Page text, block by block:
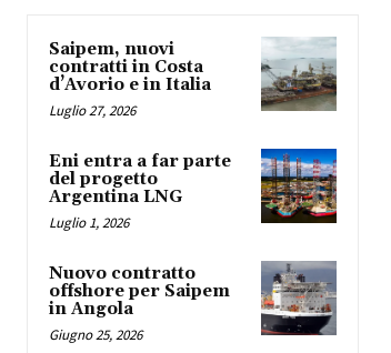
Saipem, nuovi
contratti in Costa
d’Avorio e in Italia
Luglio 27, 2026
Eni entra a far parte
del progetto
Argentina LNG
Luglio 1, 2026
Nuovo contratto
offshore per Saipem
in Angola
Giugno 25, 2026